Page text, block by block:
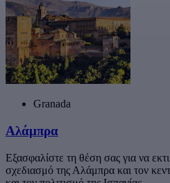
Granada
Αλάμπρα
Εξασφαλίστε τη θέση σας για να
σχεδιασμό της Αλάμπρα και τον